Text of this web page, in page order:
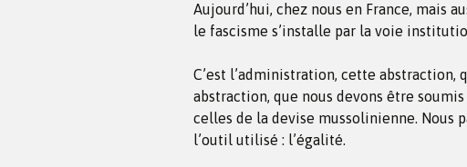
Aujourd’hui, chez nous en France, mais
le fascisme s’installe par la voie
C’est l’administration, cette
abstraction, que nous devons être
celles de la devise mussolinienne. Nous
l’outil utilisé : l’égalité.